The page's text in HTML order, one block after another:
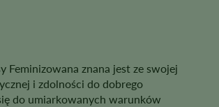
Feminizowana znana jest ze swojej
i zdolności do dobrego
do umiarkowanych warunków